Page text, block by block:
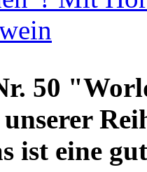
50
ist eine